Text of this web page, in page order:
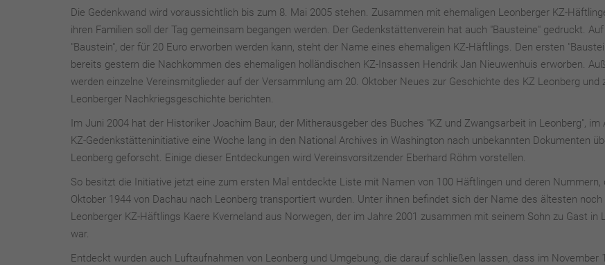
Die Gedenkwand wird voraussichtlich bis zum 8. Mai 2005 stehen. Zusammen mit ehemaligen Leonberger KZ-
ihren Familien soll der Tag gemeinsam begangen werden. Der Gedenkstättenverein hat auch "Bausteine" gedruckt.
"Baustein", der für 20 Euro erworben werden kann, steht der Name eines ehemaligen KZ-Häftlings. Den ersten
bereits gestern die Nachkommen des ehemaligen holländischen KZ-Insassen Hendrik Jan Nieuwenhuis erworben.
werden einzelne Vereinsmitglieder auf der Versammlung am 20. Oktober Neues zur Geschichte des KZ Leonberg und
Leonberger Nachkriegsgeschichte berichten.
Im Juni 2004 hat der Historiker Joachim Baur, der Mitherausgeber des Buches "KZ und Zwangsarbeit in Leonberg", im
KZ-Gedenkstätteninitiative eine Woche lang in den National Archives in Washington nach unbekannten Dokumenten
Leonberg geforscht. Einige dieser Entdeckungen wird Vereinsvorsitzender Eberhard Röhm vorstellen.
So besitzt die Initiative jetzt eine zum ersten Mal entdeckte Liste mit Namen von 100 Häftlingen und deren Nummern,
Oktober 1944 von Dachau nach Leonberg transportiert wurden. Unter ihnen befindet sich der Name des ältesten noch
Leonberger KZ-Häftlings Kaere Kverneland aus Norwegen, der im Jahre 2001 zusammen mit seinem Sohn zu Gast in
war.
Entdeckt wurden auch Luftaufnahmen von Leonberg und Umgebung, die darauf schließen lassen, dass im November